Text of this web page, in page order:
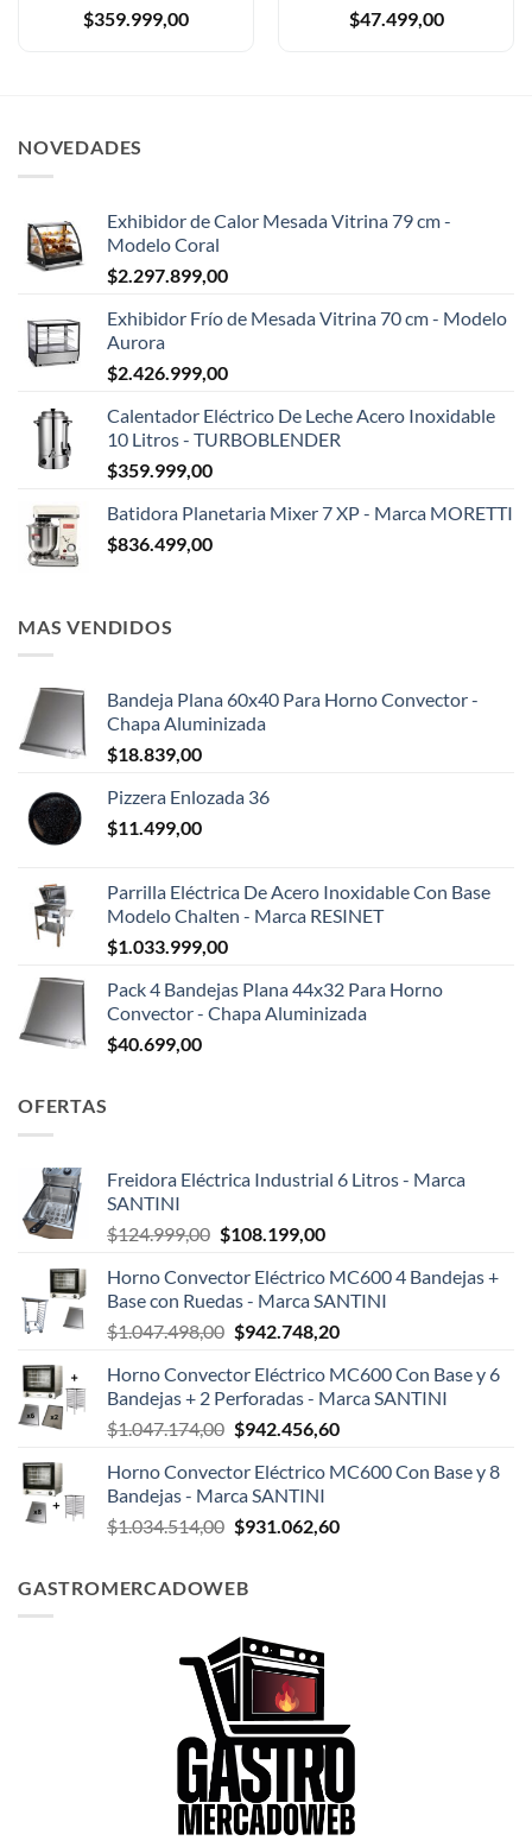
$359.999,00 $47.499,00
NOVEDADES
Exhibidor de Calor Mesada Vitrina 79 cm -
Modelo Coral
$2.297.899,00
Exhibidor Frío de Mesada Vitrina 70 cm - Modelo
Aurora
$2.426.999,00
Calentador Eléctrico De Leche Acero Inoxidable
10 Litros - TURBOBLENDER
$359.999,00
Batidora Planetaria Mixer 7 XP - Marca MORETTI
$836.499,00
MAS VENDIDOS
Bandeja Plana 60x40 Para Horno Convector -
Chapa Aluminizada
$18.839,00
Pizzera Enlozada 36
$11.499,00
Parrilla Eléctrica De Acero Inoxidable Con Base
Modelo Chalten - Marca RESINET
$1.033.999,00
Pack 4 Bandejas Plana 44x32 Para Horno
Convector - Chapa Aluminizada
$40.699,00
OFERTAS
Freidora Eléctrica Industrial 6 Litros - Marca
SANTINI
$124.999,00 El
original
era:
$124.999,00.
$108.199,00El
actual
es:
$108.199,00.
Horno Convector Eléctrico MC600 4 Bandejas +
Base con Ruedas - Marca SANTINI
$1.047.498,00 El
original
era:
$1.047.498,00.
$942.748,20El
actual
es:
$942.748,20.
Horno Convector Eléctrico MC600 Con Base y 6
Bandejas + 2 Perforadas - Marca SANTINI
$1.047.174,00 El
original
era:
$1.047.174,00.
$942.456,60El
actual
$942.456,60.
Horno Convector Eléctrico MC600 Con Base y 8
Bandejas - Marca SANTINI
$1.034.514,00 El
era:
$931.062,60El
GASTROMERCADOWEB